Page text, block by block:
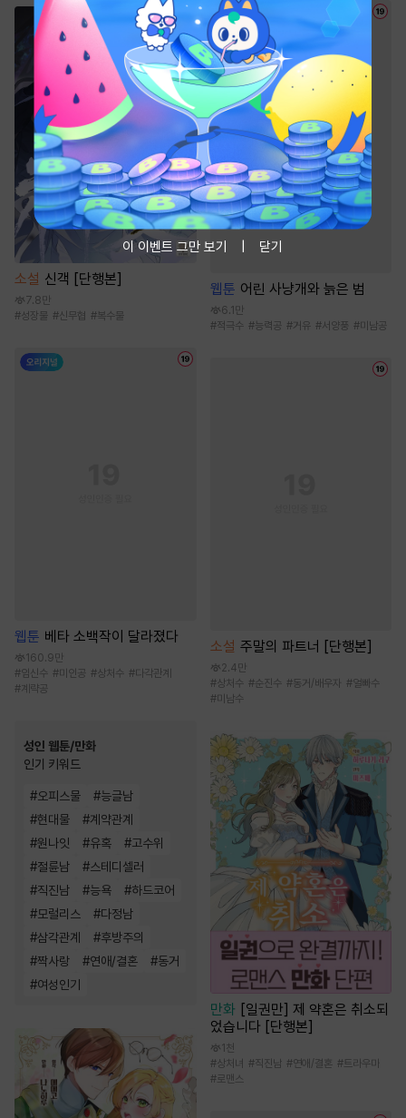
소설 신객 [단행본]
7.8만
#성장물 #신무협 #복수물
웹툰 베타 소백작이 달라졌다
160.9만
#임신수 #미인공 #상처수 #다각관계
# 계략공
성인 웹툰/만화
인기 키워드
#오피스물 #능글남
#현대물 #계약관계
#원나잇 #유혹 #고수위
#절륜남 #스테디셀러
#직진남 #능욕 #하드코어
#모럴리스 #다정남
#삼각관계 #후방주의
#짝사랑 #연애/결혼 #동거
#여성인기
웹툰 어린 사냥개와 늙은 범
6.1만
#적극수 #능력공 #거유 #서양풍 #미남공
소설 주말의 파트너 [단행본]
2.4만
#상처수 #순진수 #동거/배우자 #얼빠수
#미남수
만화 [일권만] 제 약혼은 취소되
었습니다 [단행본]
1천
#상처녀 #직진남 #연애/결혼 #트라우마
#로맨스
이 이벤트 그만 보기 닫기